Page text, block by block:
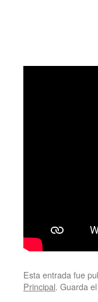
Esta entrada fue
Principal. Guarda el